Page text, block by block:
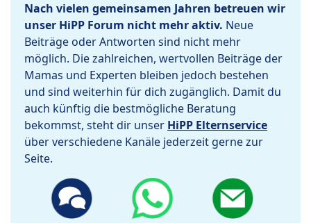
Nach vielen gemeinsamen Jahren betreuen wir
unser HiPP Forum nicht mehr aktiv. Neue
Beiträge oder Antworten sind nicht mehr
möglich. Die zahlreichen, wertvollen Beiträge der
Mamas und Experten bleiben jedoch bestehen
und sind weiterhin für dich zugänglich. Damit du
auch künftig die bestmögliche Beratung
bekommst, steht dir unser HiPP Elternservice
über verschiedene Kanäle jederzeit gerne zur
Seite.